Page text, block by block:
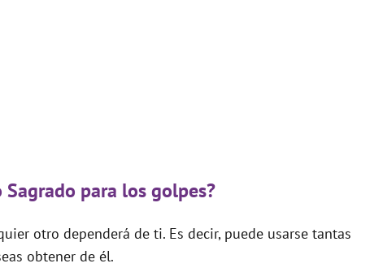
Sagrado para los golpes?
otro dependerá de ti. Es decir, puede usarse tantas
obtener de él.